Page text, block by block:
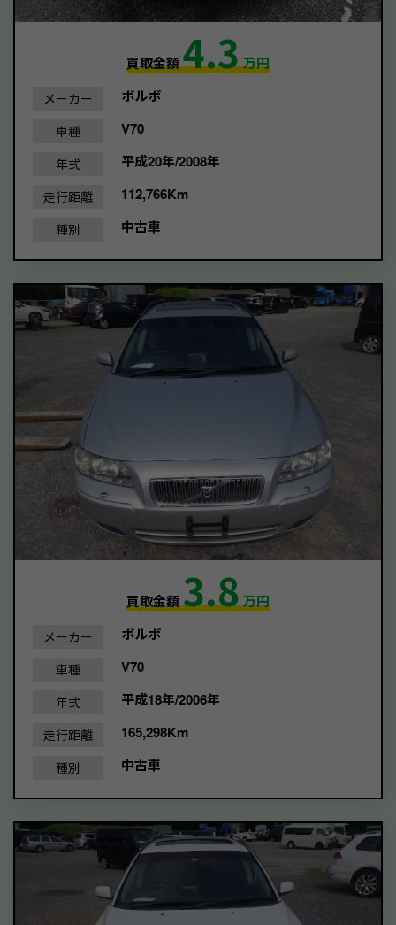
買取金額4.3万円
メーカー ボルボ
車種 V70
年式 平成20年/2008年
走行距離 112,766Km
種別 中古車
買取金額3.8万円
メーカー ボルボ
車種 V70
年式 平成18年/2006年
走行距離 165,298Km
種別 中古車